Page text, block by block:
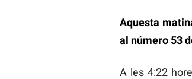
Aquesta
al número 53
A les 4:22